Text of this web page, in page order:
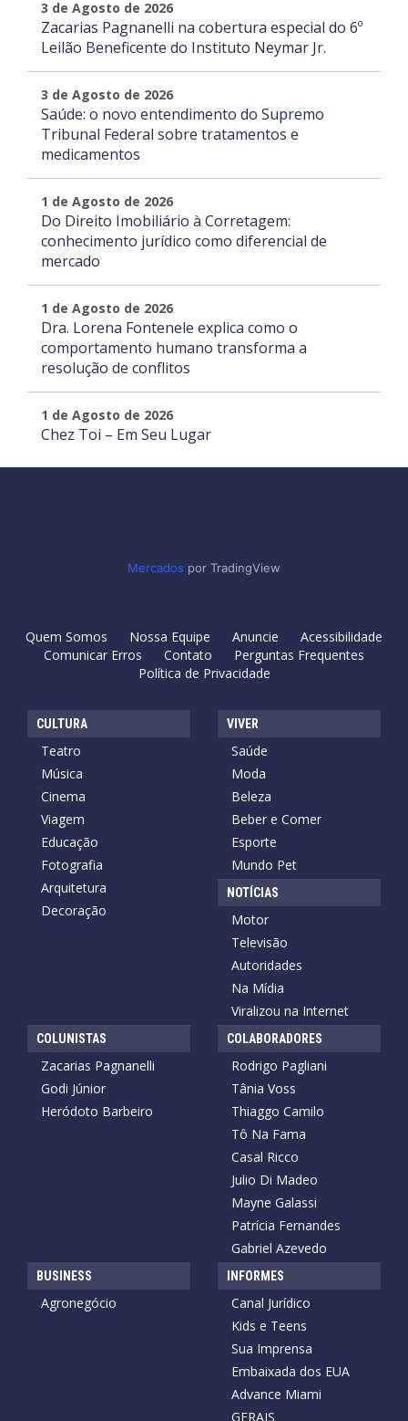
3 de Agosto de 2026
Zacarias Pagnanelli na cobertura especial do 6º
Leilão Beneficente do Instituto Neymar Jr.
3 de Agosto de 2026
Saúde: o novo entendimento do Supremo
Tribunal Federal sobre tratamentos e
medicamentos
1 de Agosto de 2026
Do Direito Imobiliário à Corretagem:
conhecimento jurídico como diferencial de
mercado
1 de Agosto de 2026
Dra. Lorena Fontenele explica como o
comportamento humano transforma a
resolução de conflitos
1 de Agosto de 2026
Chez Toi – Em Seu Lugar
Mercados por TradingView
Quem Somos Nossa Equipe Anuncie
Acessibilidade
Comunicar Erros
Contato
Perguntas Frequentes
Política de Privacidade
CULTURA
Teatro
Música
Cinema
Viagem
Educação
Fotografia
Arquitetura
Decoração
VIVER
Saúde
Moda
Beleza
Beber e Comer
Esporte
Mundo Pet
NOTÍCIAS
Motor
Televisão
Autoridades
Na Mídia
Viralizou na Internet
COLUNISTAS
Zacarias Pagnanelli
Godi Júnior
Heródoto Barbeiro
COLABORADORES
Rodrigo Pagliani
Tânia Voss
Thiaggo Camilo
Tô Na Fama
Casal Ricco
Julio Di Madeo
Mayne Galassi
Patrícia Fernandes
Gabriel Azevedo
BUSINESS
Agronegócio
INFORMES
Canal Jurídico
Kids e Teens
Sua Imprensa
Embaixada dos EUA
Advance Miami
GERAIS